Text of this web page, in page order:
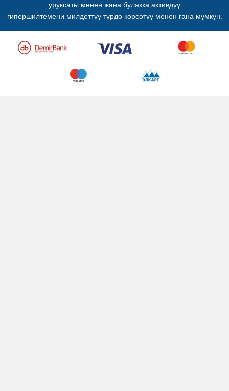
уруксаты менен жана булакка активдүү
гипершилтемени милдеттүү түрдө көрсөтүү менен гана мүмкүн.